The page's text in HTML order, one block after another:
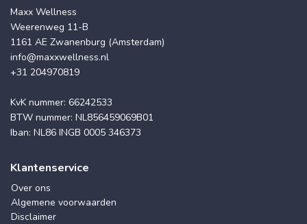
Maxx Wellness
Weerenweg 11-B
1161 AE Zwanenburg (Amsterdam)
info@maxxwellness.nl
+31 204970819
KvK nummer: 66242533
BTW nummer: NL856459069B01
Iban: NL86 INGB 0005 346373
Klantenservice
Over ons
Algemene voorwaarden
Disclaimer